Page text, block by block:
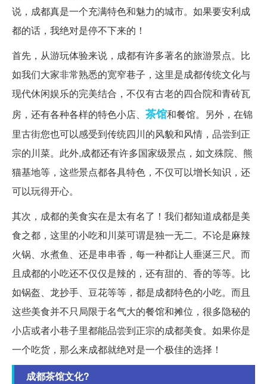
说，成都真是一个充满特色和魅力的城市。如果要安利成
都的话，我绝对是停不下来的！
首先，从游玩体验来说，成都有许多著名的旅游景点。比
如我们大家非常熟悉的宽窄巷子，这里是成都传统文化与
现代休闲娱乐的完美结合，不仅有古老的四合院和青砖瓦
房，还有各种各样的特色小店、 茶馆和餐馆。另外，在锦
里古街您也可以感受到传统四川的风貌和风情，品尝到正
宗的川菜。此外,成都还有许多国家级景点，如文殊院、熊
猫基地等，这些景点都各具特色，不仅可以增长知识，还
可以玩得开心。
其次，成都的美食实在是太有名了！我们都知道成都是美
食之都，这里的小吃和川菜可谓是独一无二。不论是麻辣
火锅、水煮鱼、还是串串香，每一种都让人垂涎三尺。而
且成都的小吃还不仅仅是辣的，还有甜的、香的等等。比
如锅盔、龙抄手、豆花等等，都是成都特色的小吃。而且
这些美食并不只局限于名气大的餐馆和摊位，很多隐秘的
小店或者小巷子里都能品尝到正宗的成都美食。如果你是
一个吃货，那么来成都就绝对是一个极佳的选择！
成都茶馆文化?